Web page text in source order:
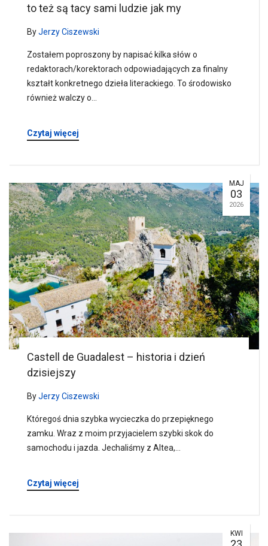
to też są tacy sami ludzie jak my
ByJerzy Ciszewski
Zostałem poproszony by napisać kilka słów o
redaktorach/korektorach odpowiadających za finalny
kształt konkretnego dzieła literackiego. To środowisko
również walczy o…
Czytaj więcej
MAJ
03
2026
Castell de Guadalest – historia i dzień
dzisiejszy
ByJerzy Ciszewski
Któregoś dnia szybka wycieczka do przepięknego
zamku. Wraz z moim przyjacielem szybki skok do
samochodu i jazda. Jechaliśmy z Altea,…
Czytaj więcej
KWI